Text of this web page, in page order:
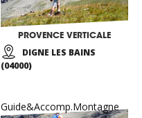
PROVENCE VERTICALE
DIGNE LES BAINS
(04000)
Guide&Accomp.Montagne